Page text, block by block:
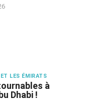
LES ÉMIRATS
à
Dhabi !